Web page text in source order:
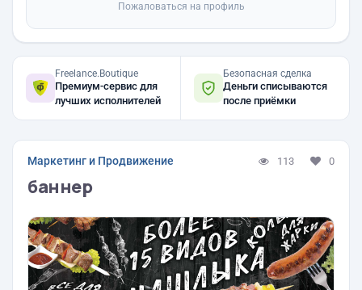
Пожаловаться на профиль
Freelance.Boutique
Премиум-сервис для
лучших исполнителей
Безопасная сделка
Деньги списываются
после приёмки
Маркетинг и Продвижение 113 0
баннер